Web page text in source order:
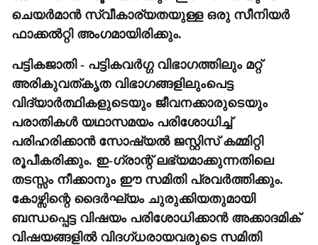
ചെയർമാൻ സ്വീകാര്യതയുള്ള ഒരു സീനിയർ
ഫാക്കൽറ്റി അംഗമായിരിക്കും.
പട്ടികജാതി - പട്ടികവർഗ്ഗ വിഭാഗത്തിലും മറ്റ്
അരികുവത്‌കൃത വിഭാഗങ്ങളിലുംപെട്ട
വിദ്യാർത്ഥികളുടെയും ജീവനക്കാരുടെയും
പരാതികൾ യഥാസമയം പരിശോധിച്ച്
പരിഹരിക്കാൻ സോഷ്യൽ ജസ്റ്റിസ് കമ്മിറ്റി
രൂപീകരിക്കും. ഇ-ഗ്രാന്റ് ലഭ്യമാക്കുന്നതിലെ
തടസ്സം നീക്കാനും ഈ സമിതി പ്രവർത്തിക്കും.
കോഴ്സിന്റെ ദൈർഘ്യം ചുരുക്കിയതുമായി
ബന്ധപ്പെട്ട വിഷയം പരിശോധിക്കാൻ അക്കാദമിക്
വിഷയങ്ങളിൽ വിദഗ്ധരായവരുടെ സമിതി